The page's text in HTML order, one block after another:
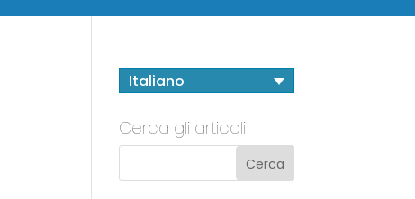
Italiano
Cerca gli articoli